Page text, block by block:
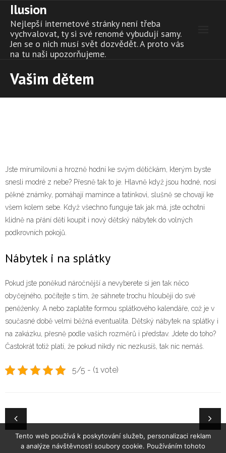
Skip
content
Ilusion
Nejlepší internetové stránky není třeba
vychvalovat, ty si své renomé vybudují samy.
Jen se o nich musí svět dozvědět. A proto vás
na tu naši upozorňujeme.
Vašim dětem
Jste mírumilovní a hrozně hodní ke svým dětičkám, kterým byste
snesli modré z nebe? Přesně tak to je. Hlavně když jsou hodné, nosí
pěkné známky, pomáhají mamince a tatínkovi, slušně se chovají ke
všem kolem sebe. Když všechno funguje tak jak má, jste ochotni
klidně na přání dětí koupit i nový dětský nábytek do volných
podkrovních pokojů.
Nábytek i na splátky
Pokud jste poněkud náročnější a nevyberete si jen tak něco
obyčejného, počítejte s tím, že sáhnete trochu hlouběji do své
peněženky. A nebo zaplatíte formou splátkového kalendáře, což je v
současné době velmi běžná eventualita. Dětský nábytek na splátky i
na zakázku, přesně podle vašich rozměrů i představ. Jdete do toho?
Častokrát totiž platí, že pokud nikdy nic nezkusíš, tak nic nemáš.
5/5 - (1 vote)
Tento web používá k poskytování služeb, personalizaci reklam
a analýze návštěvnosti soubory cookie. Používáním tohoto